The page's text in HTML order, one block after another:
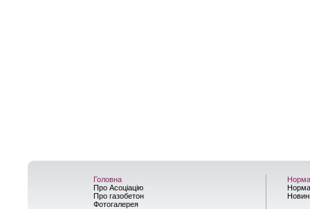
Головна
Про Асоціацію
Про газобетон
Фотогалерея